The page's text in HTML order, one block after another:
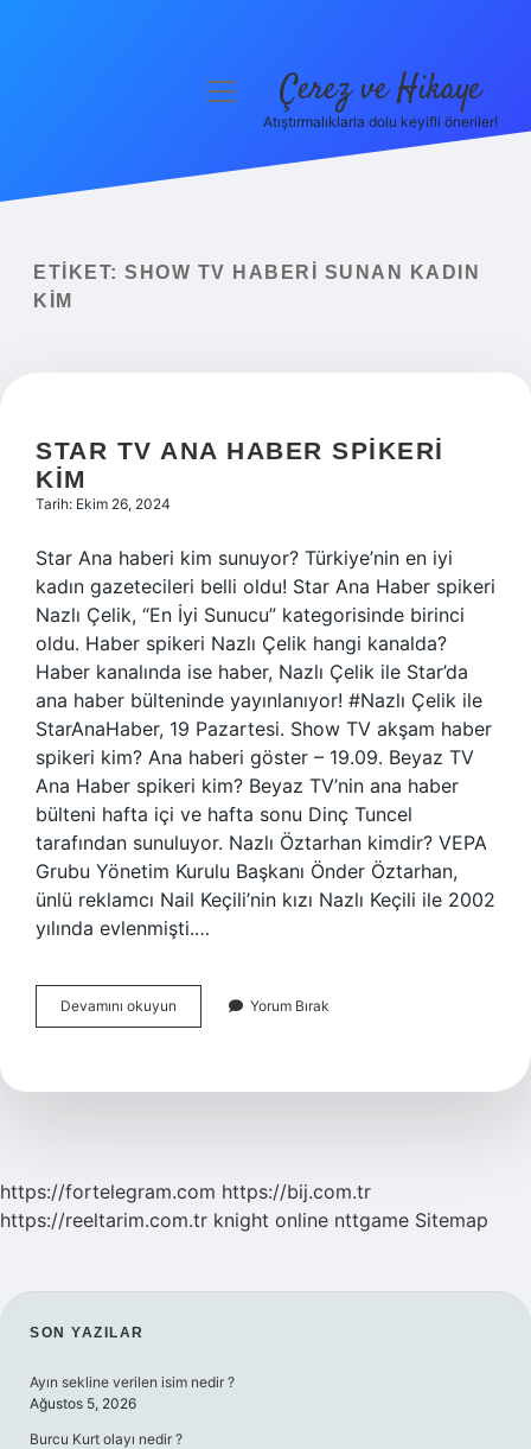
Yasal Uyarı
menüyü Çerez ve Hikaye
Atıştırmalıklarla dolu keyifli öneriler!
ETIKET: SHOW TV HABERI SUNAN KADIN
KIM
STAR TV ANA HABER SPIKERI
KIM
Tarih: Ekim 26, 2024
Star Ana haberi kim sunuyor? Türkiye’nin en iyi
kadın gazetecileri belli oldu! Star Ana Haber spikeri
Nazlı Çelik, “En İyi Sunucu” kategorisinde birinci
oldu. Haber spikeri Nazlı Çelik hangi kanalda?
Haber kanalında ise haber, Nazlı Çelik ile Star’da
ana haber bülteninde yayınlanıyor! #Nazlı Çelik ile
StarAnaHaber, 19 Pazartesi. Show TV akşam haber
spikeri kim? Ana haberi göster – 19.09. Beyaz TV
Ana Haber spikeri kim? Beyaz TV’nin ana haber
bülteni hafta içi ve hafta sonu Dinç Tuncel
tarafından sunuluyor. Nazlı Öztarhan kimdir? VEPA
Grubu Yönetim Kurulu Başkanı Önder Öztarhan,
ünlü reklamcı Nail Keçili’nin kızı Nazlı Keçili ile 2002
yılında evlenmişti.…
Devamını okuyun
Tv
Spikeri
Yorum Bırak
https://fortelegram.com https://bij.com.tr
https://reeltarim.com.tr knight online nttgame Sitemap
SIDEBAR
SON YAZILAR
Ayın sekline verilen isim nedir ?
Ağustos 5, 2026
Burcu Kurt olayı nedir ?